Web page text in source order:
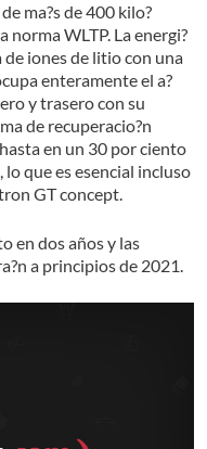
ma?s de 400 kilo?
norma WLTP. La energi?
de iones de litio con una
enteramente el a?
y trasero con su
de recuperacio?n
en un 30 por ciento
que es esencial incluso
GT concept.
en dos años y las
a principios de 2021.